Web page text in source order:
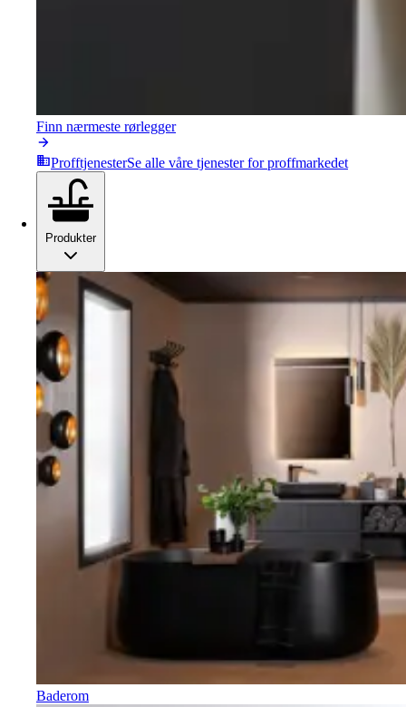
Finn nærmeste rørlegger
ProfftjenesterSe alle våre tjenester for proffmarkedet
Produkter
Baderom